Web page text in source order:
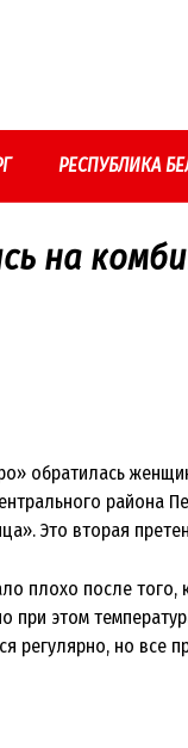
РЕСПУБЛИКА
на
обратилась
района
Это вторая
плохо после
при этом
регулярно, но все